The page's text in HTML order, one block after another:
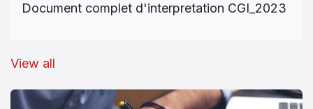
Document complet d'interpretation CGI_2023
View all